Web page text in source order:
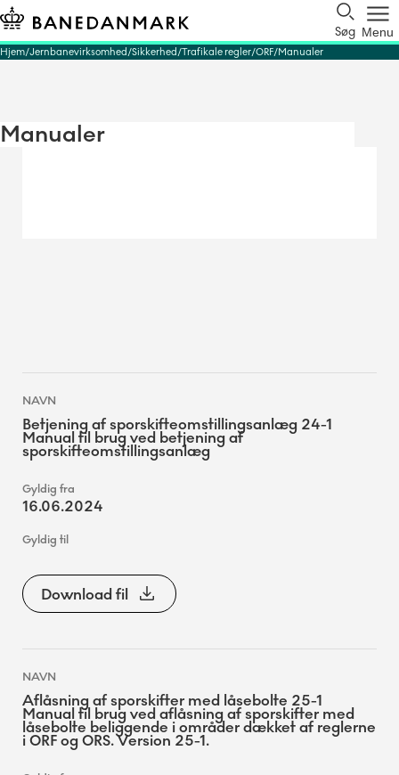
Søg Menu
Hjem Jernbanevirksomhed Sikkerhed Trafikale regler ORF Manualer
Manualer
Betjening af sporskifteomstillingsanlæg 24-1
Manual til brug ved betjening af
sporskifteomstillingsanlæg
16.06.2024
Download fil
Aflåsning af sporskifter med låsebolte 25-1
Manual til brug ved aflåsning af sporskifter med
låsebolte beliggende i områder dækket af reglerne
i ORF og ORS. Version 25-1.